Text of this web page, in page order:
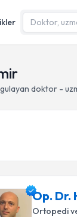
doktor -
Op. Dr.
Ortopedi